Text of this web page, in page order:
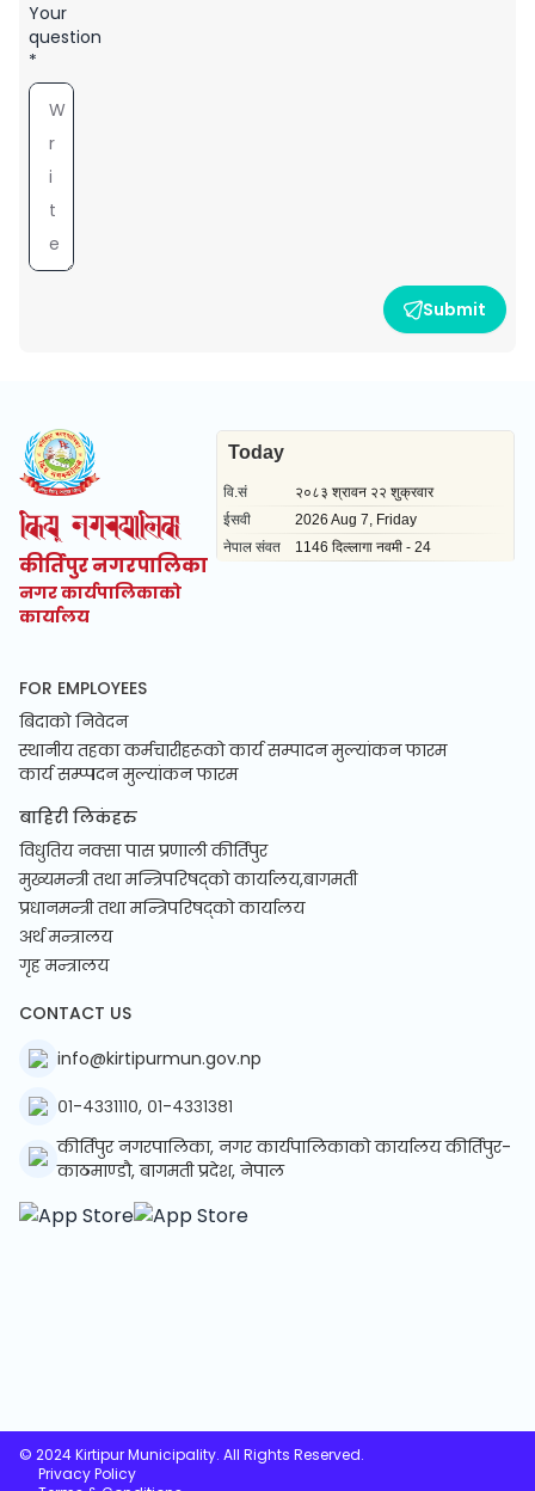
Your
question
*
Submit
कीर्तिपुर नगरपालिका
नगर कार्यपालिकाको
कार्यालय
FOR EMPLOYEES
बिदाको निवेदन
स्थानीय तहका कर्मचारीहरूको कार्य सम्पादन मुल्यांकन फारम
कार्य सम्प्पदन मुल्यांकन फारम
बाहिरी लिकंहरु
विधुतिय नक्सा पास प्रणाली कीर्तिपुर
मुख्यमन्त्री तथा मन्त्रिपरिषद्को कार्यालय,बागमती
प्रधानमन्त्री तथा मन्त्रिपरिषद्को कार्यालय
अर्थ मन्त्रालय
गृह मन्त्रालय
CONTACT US
info@kirtipurmun.gov.np
०१-४३३१११०, ०१-४३३१३८१
कीर्तिपुर नगरपालिका, नगर कार्यपालिकाको कार्यालय कीर्तिपुर-
काठमाण्डौ, बागमती प्रदेश, नेपाल
© 2024 Kirtipur Municipality. All Rights Reserved.
Privacy Policy